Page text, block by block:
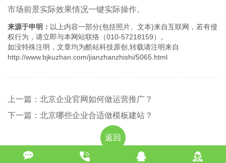
市场前景实际效果情况一键实际操作。
来源于申明： 以上内容一部分(包括照片、文本)来自互联网，若有侵
权行为，请立即与本网站联络（010-57218159）。
如没特殊注明，文章均为酷站科技原创,转载请注明来自
http://www.bjkuzhan.com/jianzhanzhishi/5065.html
上一篇：北京企业官网如何做运营推广？
下一篇：北京哪些企业合适做模板建站？
返回